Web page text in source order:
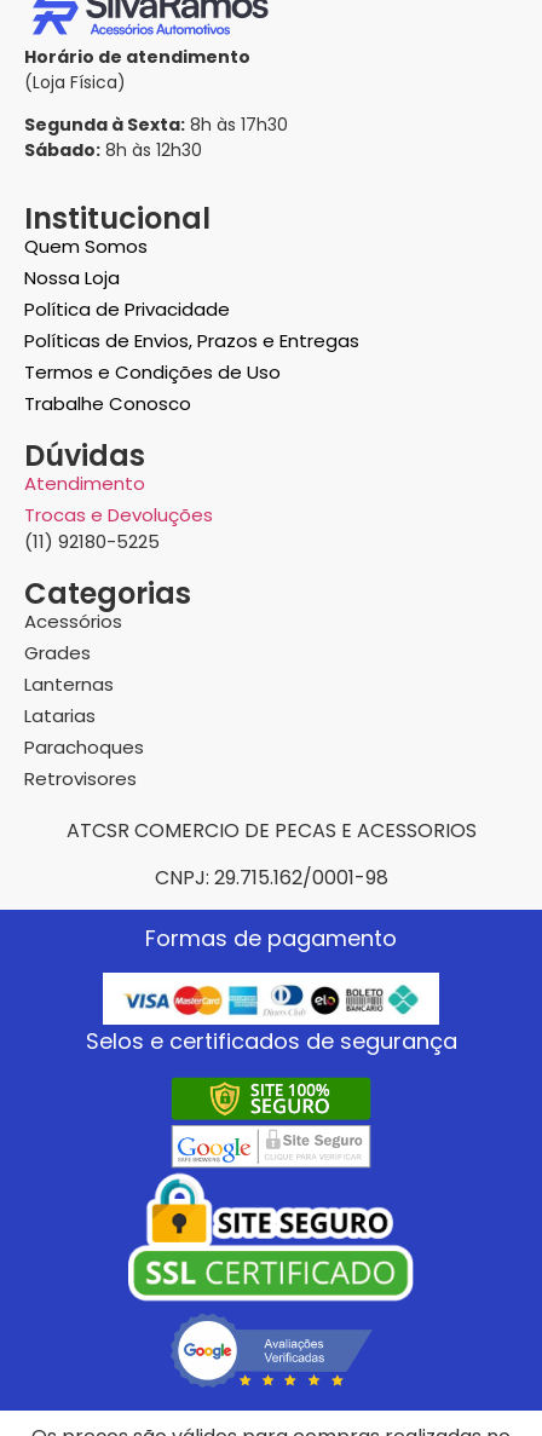
Horário de atendimento
(Loja Física)
Segunda à Sexta: 8h às 17h30
Sábado: 8h às 12h30
Institucional
Quem Somos
Nossa Loja
Política de Privacidade
Políticas de Envios, Prazos e Entregas
Termos e Condições de Uso
Trabalhe Conosco
Dúvidas
Atendimento
Trocas e Devoluções
(11) 92180-5225
Categorias
Acessórios
Grades
Lanternas
Latarias
Parachoques
Retrovisores
ATCSR COMERCIO DE PECAS E ACESSORIOS
CNPJ: 29.715.162/0001-98
Formas de pagamento
Selos e certificados de segurança